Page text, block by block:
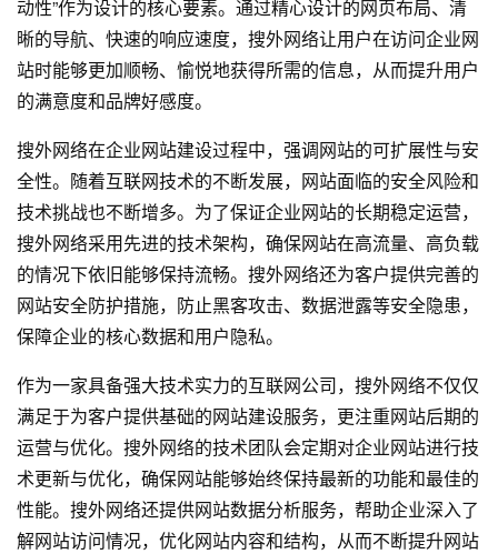
动性”作为设计的核心要素。通过精心设计的网页布局、清
晰的导航、快速的响应速度，搜外网络让用户在访问企业网
站时能够更加顺畅、愉悦地获得所需的信息，从而提升用户
的满意度和品牌好感度。
搜外网络在企业网站建设过程中，强调网站的可扩展性与安
全性。随着互联网技术的不断发展，网站面临的安全风险和
技术挑战也不断增多。为了保证企业网站的长期稳定运营，
搜外网络采用先进的技术架构，确保网站在高流量、高负载
的情况下依旧能够保持流畅。搜外网络还为客户提供完善的
网站安全防护措施，防止黑客攻击、数据泄露等安全隐患，
保障企业的核心数据和用户隐私。
作为一家具备强大技术实力的互联网公司，搜外网络不仅仅
满足于为客户提供基础的网站建设服务，更注重网站后期的
运营与优化。搜外网络的技术团队会定期对企业网站进行技
术更新与优化，确保网站能够始终保持最新的功能和最佳的
性能。搜外网络还提供网站数据分析服务，帮助企业深入了
解网站访问情况，优化网站内容和结构，从而不断提升网站